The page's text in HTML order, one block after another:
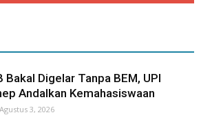
Bakal Digelar Tanpa BEM, UPI
Andalkan Kemahasiswaan
Agustus 3, 2026